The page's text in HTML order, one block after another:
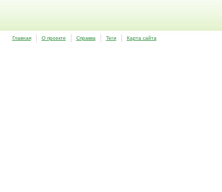
Главная О проекте Справка Теги Карта сайта